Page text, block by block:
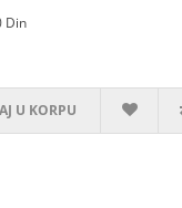
Din
U KORPU